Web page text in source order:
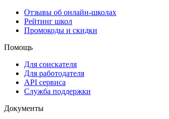
Отзывы об онлайн-школах
Рейтинг школ
Промокоды и скидки
Помощь
Для соискателя
Для работодателя
API сервиса
Служба поддержки
Документы